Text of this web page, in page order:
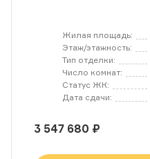
Жилая площадь:
Этаж/этажность:
Тип отделки:
Число комнат:
Статус ЖК:
Дата сдачи:
3 547 680 ₽